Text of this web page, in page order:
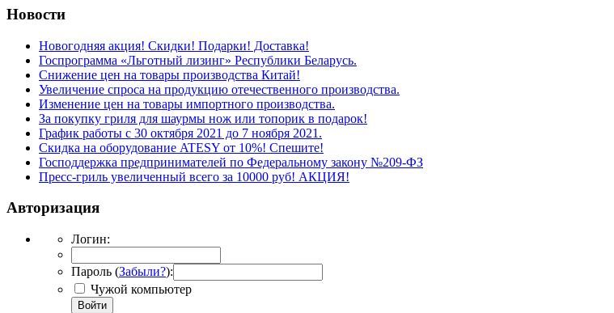
Новости
Новогодняя акция! Скидки! Подарки! Доставка!
Госпрограмма «Льготный лизинг» Республики Беларусь.
Снижение цен на товары производства Китай!
Увеличение спроса на продукцию отечественного производства.
Изменение цен на товары импортного производства.
За покупку гриля для шаурмы нож или топорик в подарок!
График работы с 30 октября 2021 до 7 ноября 2021.
Скидка на оборудование ATESY от 10%! Спешите!
Господдержка предпринимателей по Федеральному закону №209-ФЗ
Пресс-гриль увеличенный всего за 10000 руб! АКЦИЯ!
Авторизация
Логин:
Пароль (Забыли?):
Чужой компьютер
Войти